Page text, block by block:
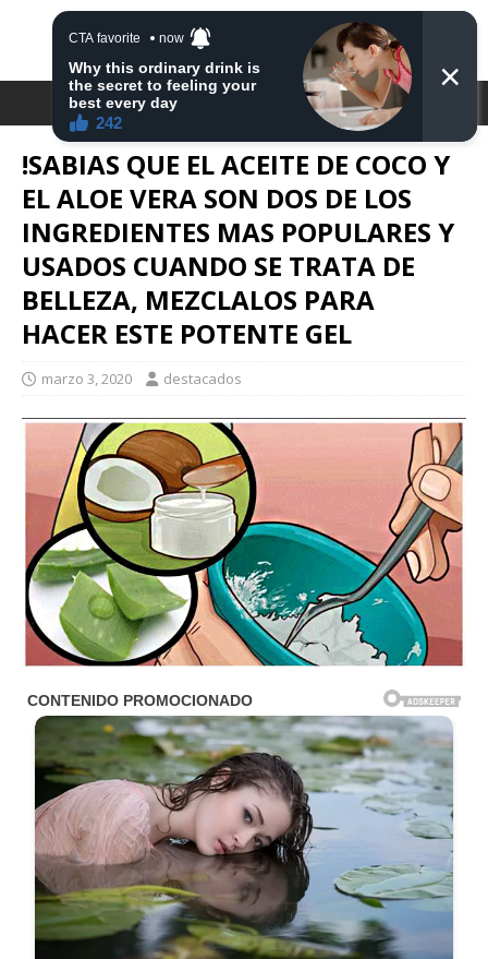
DESTACA2
!SABIAS QUE EL ACEITE DE COCO Y
EL ALOE VERA SON DOS DE LOS
INGREDIENTES MAS POPULARES Y
USADOS CUANDO SE TRATA DE
BELLEZA, MEZCLALOS PARA
HACER ESTE POTENTE GEL
marzo 3, 2020 destacados